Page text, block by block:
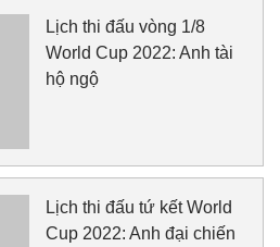
Lịch thi đấu vòng 1/8
World Cup 2022: Anh tài
hộ ngộ
Lịch thi đấu tứ kết World
Cup 2022: Anh đại chiến